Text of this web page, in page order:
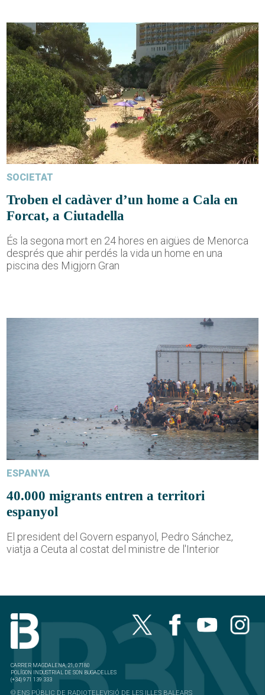
SOCIETAT
Troben el cadàver d’un home a Cala en
Forcat, a Ciutadella
És la segona mort en 24 hores en aigües de Menorca
després que ahir perdés la vida un home en una
piscina des Migjorn Gran
ESPANYA
40.000 migrants entren a territori
espanyol
El president del Govern espanyol, Pedro Sánchez,
viatja a Ceuta al costat del ministre de l'Interior
CARRER MAGDALENA, 21, 07180
POLÍGON INDUSTRIAL DE SON BUGADELLES
(+34) 971 139 333
© ENS PÚBLIC DE RADIOTELEVISIÓ DE LES ILLES BALEARS